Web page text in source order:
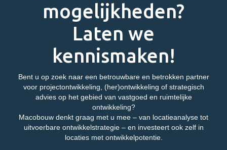
mogelijkheden?
Laten we
kennismaken!
Bent u op zoek naar een betrouwbare en betrokken partner
voor projectontwikkeling, (her)ontwikkeling of strategisch
advies op het gebied van vastgoed en ruimtelijke
ontwikkeling?
Macobouw denkt graag met u mee – van locatieanalyse tot
uitvoerbare ontwikkelstrategie – en investeert ook zelf in
locaties met ontwikkelpotentie.